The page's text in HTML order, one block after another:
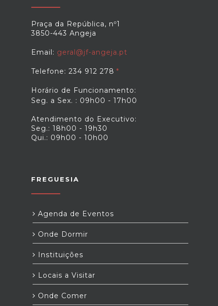
Praça da República, nº1
3850-443 Angeja
Email: geral@jf-angeja.pt
Telefone: 234 912 278
Horário de Funcionamento:
Seg. a Sex. : 09h00 - 17h00
Atendimento do Executivo:
Seg.: 18h00 - 19h30
Qui.: 09h00 - 10h00
FREGUESIA
Agenda de Eventos
Onde Dormir
Instituições
Locais a Visitar
Onde Comer